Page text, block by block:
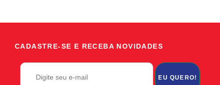
CADASTRE-SE E RECEBA NOVIDADES
EU QUERO!